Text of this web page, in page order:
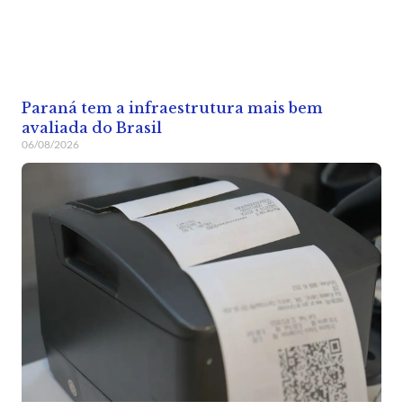
Paraná tem a infraestrutura mais bem
avaliada do Brasil
06/08/2026